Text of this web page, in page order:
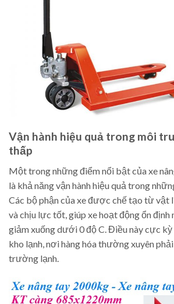
Vận hành hiệu quả trong môi
thấp
Một trong những điểm nổi bật của xe
là khả năng vận hành hiệu quả trong
Các bộ phận của xe được chế tạo từ vật
và chịu lực tốt, giúp xe hoạt động ổn định
giảm xuống dưới 0 độ C. Điều này cực
kho lạnh, nơi hàng hóa thường xuyên
trường lạnh.